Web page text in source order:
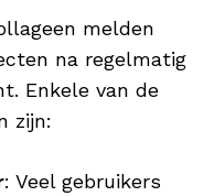
melden
na regelmatig
Enkele van de
zijn:
: Veel gebruikers